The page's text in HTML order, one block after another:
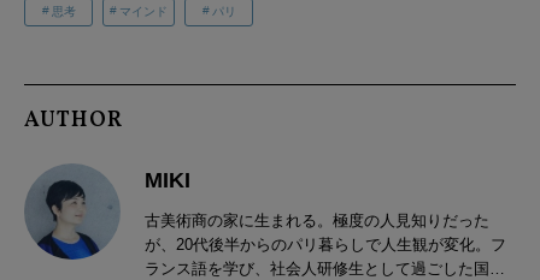
思考 マインド パリ
AUTHOR
MIKI
古美術商の家に生まれる。極度の人見知りだった
が、20代後半からのパリ暮らしで人生観が変化。フ
ランス語を学び、社会人研修生として過ごした国際